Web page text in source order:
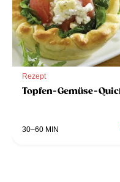
Rezept
Topfen-Gemüse-
30–60 MIN